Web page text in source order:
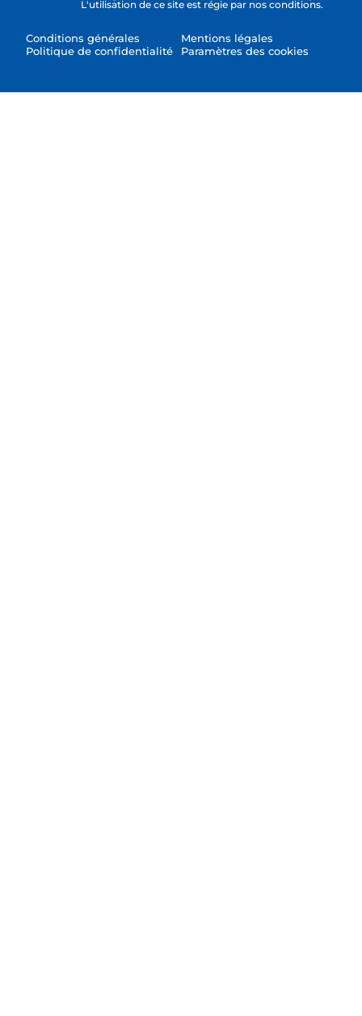
L'utilisation de ce site est régie par nos conditions.
Conditions générales
Politique de confidentialité
Mentions légales
Paramètres des cookies